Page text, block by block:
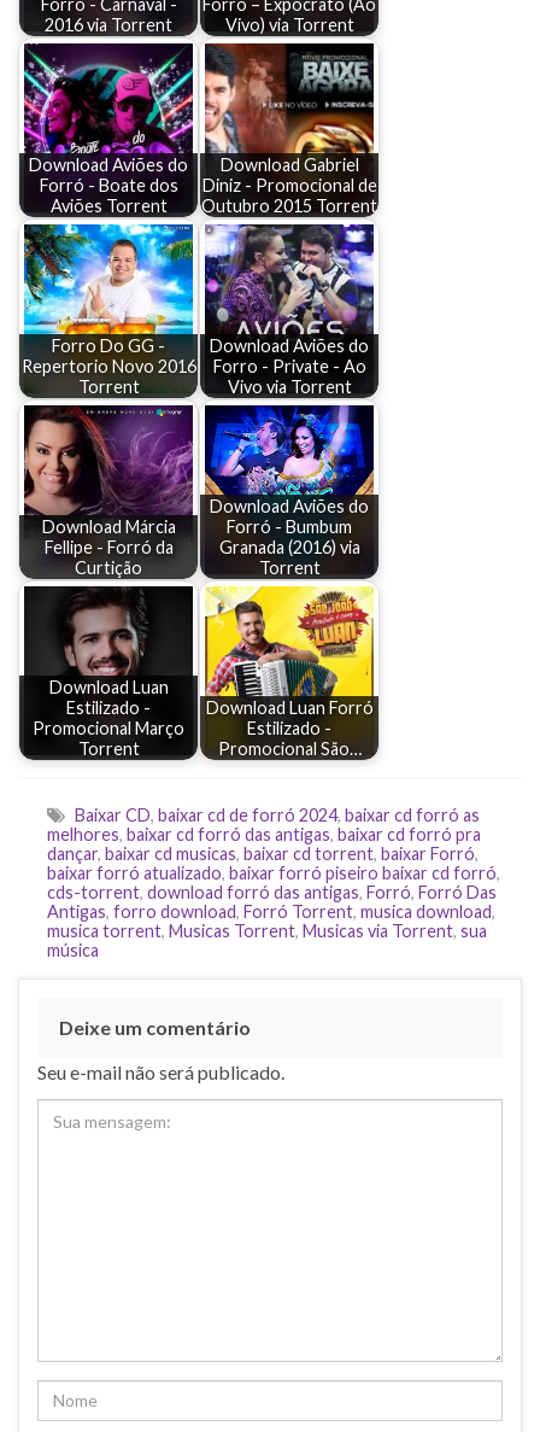
Forro - Carnaval -
2016 via Torrent
Forró – Expocrato (Ao
Vivo) via Torrent
Download Aviões do
Forró - Boate dos
Aviões Torrent
Download Gabriel
Diniz - Promocional de
Outubro 2015 Torrent
Forro Do GG -
Repertorio Novo 2016
Torrent
Download Aviões do
Forro - Private - Ao
Vivo via Torrent
Download Márcia
Fellipe - Forró da
Curtição
Download Aviões do
Forró - Bumbum
Granada (2016) via
Torrent
Download Luan
Estilizado -
Promocional Março
Torrent
Download Luan Forró
Estilizado -
Promocional São…
Baixar CD, baixar cd de forró 2024, baixar cd forró as
melhores, baixar cd forró das antigas, baixar cd forró pra
dançar, baixar cd musicas, baixar cd torrent, baixar Forró,
baixar forró atualizado, baixar forró piseiro baixar cd forró,
cds-torrent, download forró das antigas, Forró, Forró Das
Antigas, forro download, Forró Torrent, musica download,
musica torrent, Musicas Torrent, Musicas via Torrent, sua
música
Deixe um comentário
Seu e-mail não será publicado.